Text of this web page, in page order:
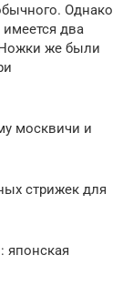
Однако
два
же были
москвичи и
стрижек для
японская